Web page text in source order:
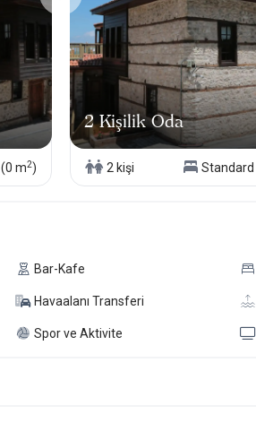
(0 m2)
2 Kişilik Oda
2 kişi Standard
Bar-Kafe
Havaalanı Transferi
Spor ve Aktivite